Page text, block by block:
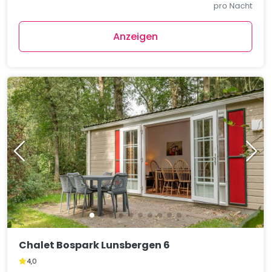
pro Nacht
Anzeigen
Chalet Bospark Lunsbergen 6
4,0